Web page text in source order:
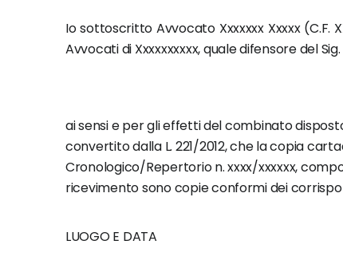
Io sottoscritto Avvocato Xxxxxxx Xxxxx (C.F.
Avvocati di Xxxxxxxxxx, quale difensore del Sig.
ai sensi e per gli effetti del combinato disposto
convertito dalla L. 221/2012, che la copia
Cronologico/Repertorio n. xxxx/xxxxxx,
ricevimento sono copie conformi dei
LUOGO E